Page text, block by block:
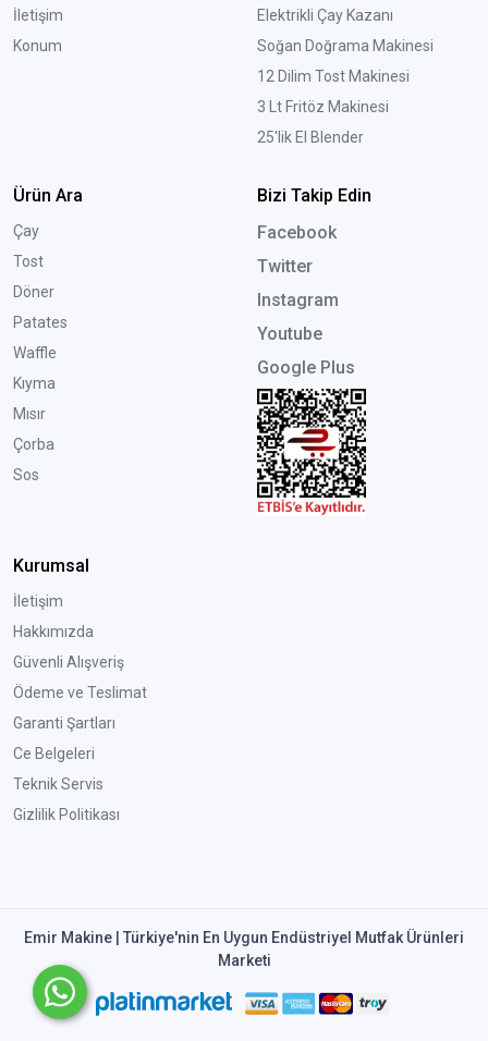
İletişim
Konum
Elektrikli Çay Kazanı
Soğan Doğrama Makinesi
12 Dilim Tost Makinesi
3 Lt Fritöz Makinesi
25'lik El Blender
Ürün Ara
Çay
Tost
Döner
Patates
Waffle
Kıyma
Mısır
Çorba
Sos
Bizi Takip Edin
Facebook
Twitter
Instagram
Youtube
Google Plus
Kurumsal
İletişim
Hakkımızda
Güvenli Alışveriş
Ödeme ve Teslimat
Garanti Şartları
Ce Belgeleri
Teknik Servis
Gizlilik Politikası
Emir Makine | Türkiye'nin En Uygun Endüstriyel Mutfak Ürünleri
Marketi